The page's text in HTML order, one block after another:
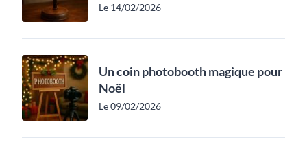
Le 14/02/2026
Un coin photobooth magique pour
Noël
Le 09/02/2026